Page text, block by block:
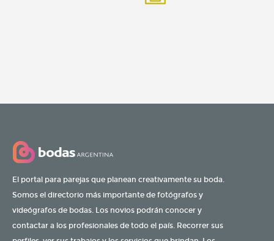
El portal para parejas que planean creativamente su boda.
Somos el directorio más importante de fotógrafos y
videógrafos de bodas. Los novios podrán conocer y
contactar a los profesionales de todo el país. Recorrer sus